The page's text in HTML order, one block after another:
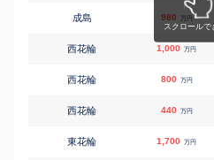
成島 980 万円
西花輪 1,000 万円
西花輪 800 万円
西花輪 440 万円
東花輪 1,700 万円